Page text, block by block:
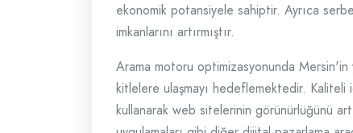
ekonomik potansiyele sahiptir. Ayrıca
imkanlarını artırmıştır.
Arama motoru optimizasyonunda
kitlelere ulaşmayı hedeflemektedir. Kaliteli
kullanarak web sitelerinin görünürlüğünü